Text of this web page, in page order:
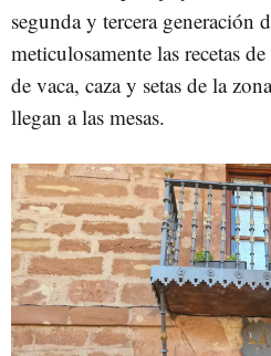
segunda y tercera generación
meticulosamente las recetas
de vaca, caza y setas de la
llegan a las mesas.